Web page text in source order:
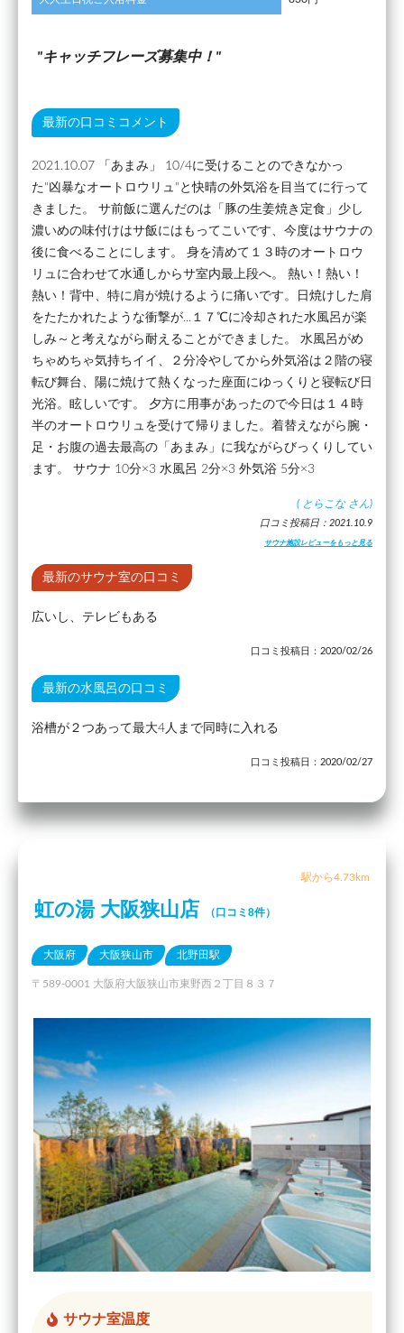
キャッチフレーズ募集中！
最新の口コミコメント
2021.10.07 「あまみ」 10/4に受けることのできなかっ
た"凶暴なオートロウリュ"と快晴の外気浴を目当てに行って
きました。 サ前飯に選んだのは「豚の生姜焼き定食」少し
濃いめの味付けはサ飯にはもってこいです、今度はサウナの
後に食べることにします。 身を清めて１３時のオートロウ
リュに合わせて水通しからサ室内最上段へ。 熱い！熱い！
熱い！背中、特に肩が焼けるように痛いです。日焼けした肩
をたたかれたような衝撃が...１７℃に冷却された水風呂が楽
しみ～と考えながら耐えることができました。 水風呂がめ
ちゃめちゃ気持ちイイ、２分冷やしてから外気浴は２階の寝
転び舞台、陽に焼けて熱くなった座面にゆっくりと寝転び日
光浴。眩しいです。 夕方に用事があったので今日は１４時
半のオートロウリュを受けて帰りました。着替えながら腕・
足・お腹の過去最高の「あまみ」に我ながらびっくりしてい
ます。 サウナ 10分×3 水風呂 2分×3 外気浴 5分×3
( とらこな さん)
口コミ投稿日：2021.10.9
サウナ施設レビューをもっと見る
最新のサウナ室の口コミ
広いし、テレビもある
口コミ投稿日：2020/02/26
最新の水風呂の口コミ
浴槽が２つあって最大4人まで同時に入れる
口コミ投稿日：2020/02/27
駅から4.73km
虹の湯 大阪狭山店 （口コミ8件）
大阪府 大阪狭山市 北野田駅
〒589-0001 大阪府大阪狭山市東野西２丁目８３７
サウナ室温度